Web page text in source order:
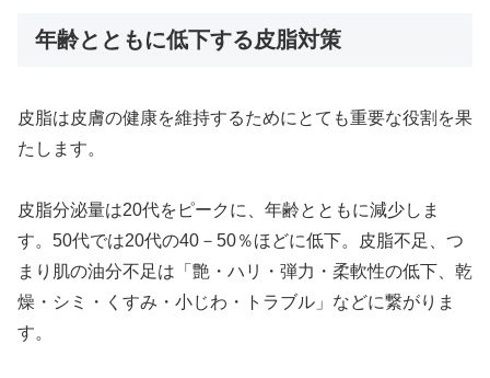
年齢とともに低下する皮脂対策
皮脂は皮膚の健康を維持するためにとても重要な役割を果
たします。
皮脂分泌量は20代をピークに、年齢とともに減少しま
す。50代では20代の40－50％ほどに低下。皮脂不足、つ
まり肌の油分不足は「艶・ハリ・弾力・柔軟性の低下、乾
燥・シミ・くすみ・小じわ・トラブル」などに繋がりま
す。